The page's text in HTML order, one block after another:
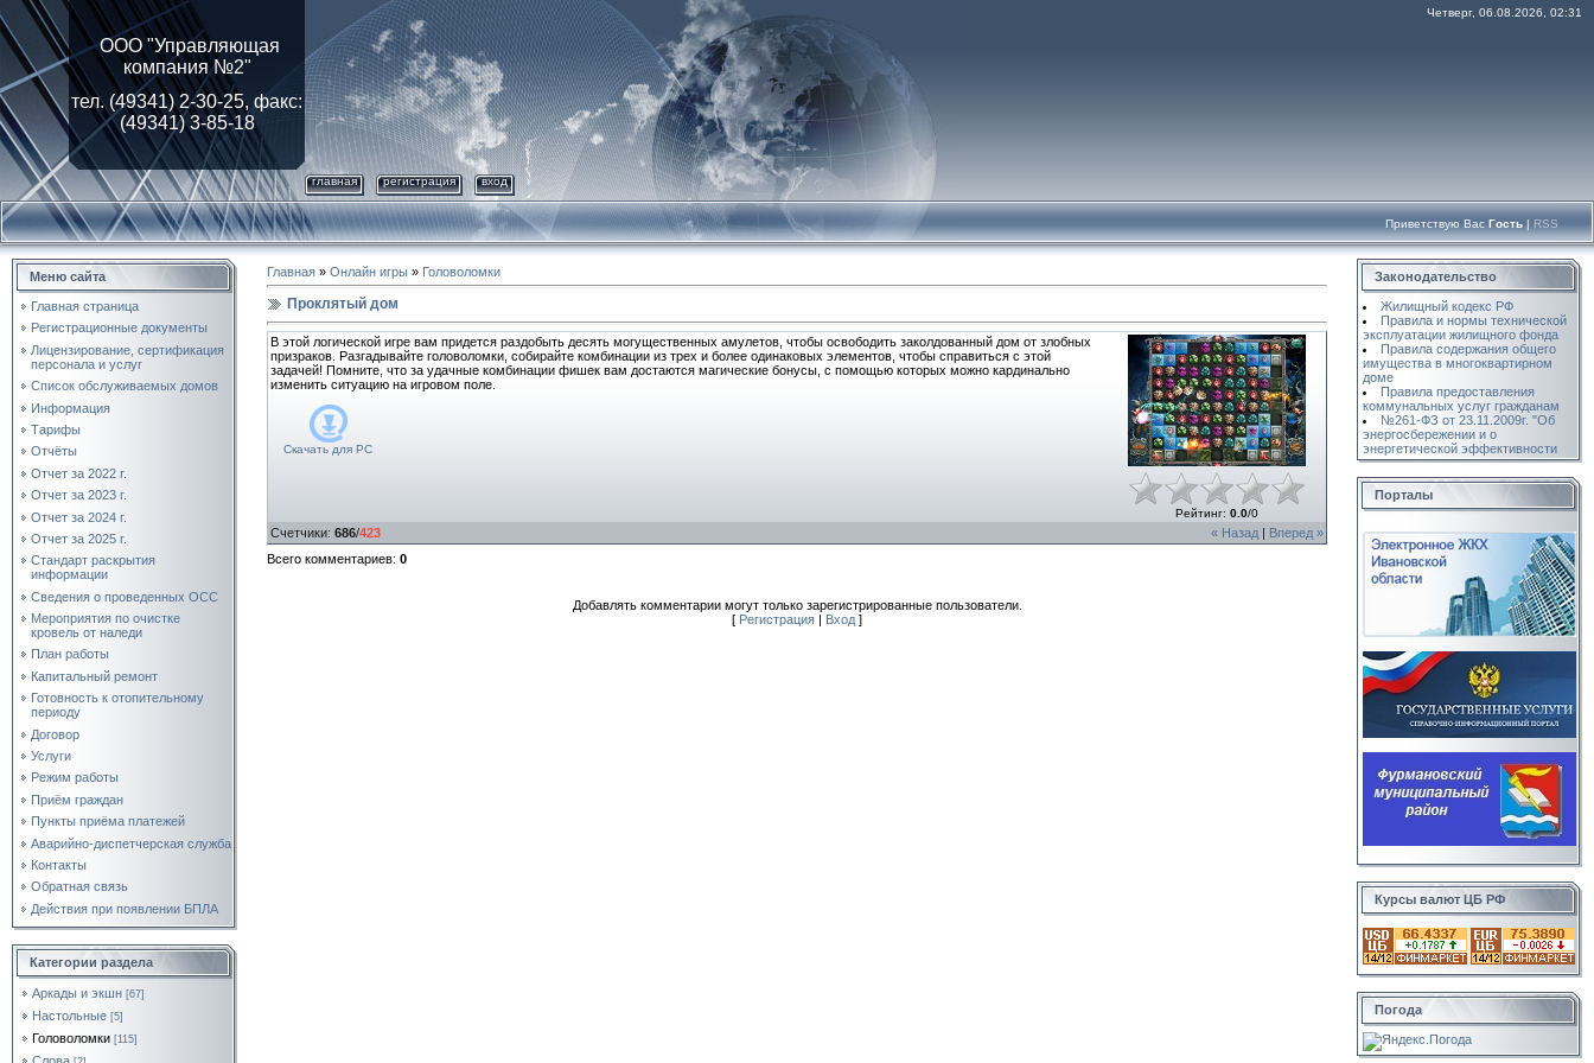
ООО "Управляющая
компания №2"
тел. (49341) 2-30-25, факс:
(49341) 3-85-18
Четверг, 06.08.2026, 02:31
главная регистрация вход
Приветствую Вас Гость | RSS
Меню сайта
Главная страница
Регистрационные документы
Лицензирование, cертификация
персонала и услуг
Список обслуживаемых домов
Информация
Тарифы
Отчёты
Отчет за 2022 г.
Отчет за 2023 г.
Отчет за 2024 г.
Отчет за 2025 г.
Стандарт раскрытия
информации
Сведения о проведенных ОСС
Мероприятия по очистке
кровель от наледи
План работы
Капитальный ремонт
Готовность к отопительному
периоду
Договор
Услуги
Режим работы
Приём граждан
Пункты приёма платежей
Аварийно-диспетчерская служба
Контакты
Обратная связь
Действия при появлении БПЛА
Категории раздела
Аркады и экшн [67]
Настольные [5]
Головоломки [115]
Главная » Онлайн игры » Головоломки
Проклятый дом
В этой логической игре вам придется раздобыть десять могущественных амулетов, чтобы освободить заколдованный дом от злобных
призраков. Разгадывайте головоломки, собирайте комбинации из трех и более одинаковых элементов, чтобы справиться с этой
задачей! Помните, что за удачные комбинации фишек вам достаются магические бонусы, с помощью которых можно кардинально
изменить ситуацию на игровом поле.
Скачать для PC
Рейтинг: 0.0/0
« Назад Вперед »
Счетчики: 686/423
Всего комментариев: 0
Добавлять комментарии могут только зарегистрированные пользователи.
[ Регистрация Вход ]
Законодательство
Жилищный кодекс РФ
Правила и нормы технической
эксплуатации жилищного фонда
Правила содержания общего
имущества в многоквартирном
доме
Правила предоставления
коммунальных услуг гражданам
№261-ФЗ от 23.11.2009г. "Об
энергосбережении и о
энергетической эффективности
Порталы
Курсы валют ЦБ РФ
Погода